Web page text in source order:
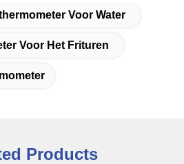
Voor Water
Voor Het Frituren
Products